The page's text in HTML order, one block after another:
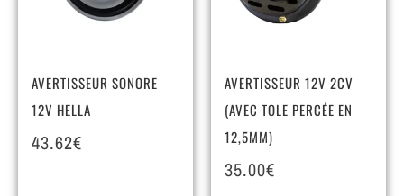
AVERTISSEUR SONORE
12V HELLA
43.62€
AVERTISSEUR 12V 2CV
(AVEC TOLE PERCÉE EN
12,5MM)
35.00€